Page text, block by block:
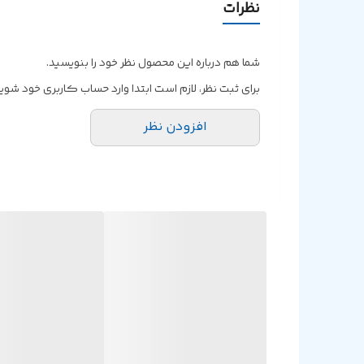
نظرات
شما هم درباره این محصول نظر خود را بنویسید.
برای ثبت نظر، لازم است ابتدا وارد حساب کاربری خود
افزودن نظر